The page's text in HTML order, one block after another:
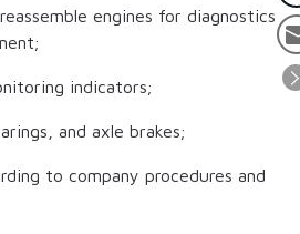
engines for diagnostics
indicators;
and axle brakes;
to company procedures and